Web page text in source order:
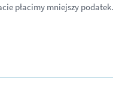
płacimy mniejszy podatek.